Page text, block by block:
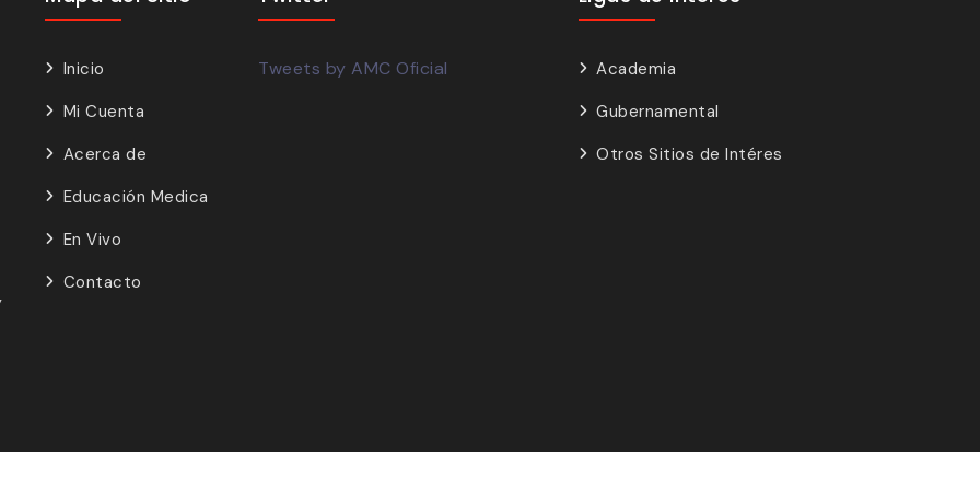
Inicio
Mi Cuenta
Acerca de
Educación Medica
En Vivo
Contacto
Tweets by AMC Oficial
Academia
Gubernamental
Otros Sitios de Intéres